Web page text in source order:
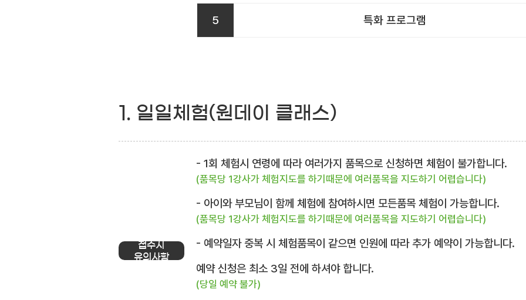
5 특화 프로그램
1. 일일체험(원데이 클래스)
접수시
유의사항
- 1회 체험시 연령에 따라 여러가지 품목으로 신청하면 체험이 불가합니다.
(품목당 1강사가 체험지도를 하기때문에 여러품목을 지도하기 어렵습니다)
- 아이와 부모님이 함께 체험에 참여하시면 모든품목 체험이 가능합니다.
(품목당 1강사가 체험지도를 하기때문에 여러품목을 지도하기 어렵습니다)
- 예약일자 중복 시 체험품목이 같으면 인원에 따라 추가 예약이 가능합니다.
예약 신청은 최소 3일 전에 하셔야 합니다.
(당일 예약 불가)